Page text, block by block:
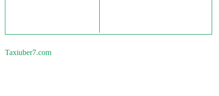
Taxiuber7.com